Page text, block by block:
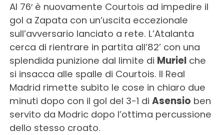
Al 76′ è nuovamente Courtois ad impedire il
gol a Zapata con un’uscita eccezionale
sull’avversario lanciato a rete. L’Atalanta
cerca di rientrare in partita all’82’ con una
splendida punizione dal limite di Murielche
si insacca alle spalle di Courtois. Il Real
Madrid rimette subito le cose in chiaro due
minuti dopo con il gol del 3-1 di Asensio ben
servito da Modric dopo l’ottima percussione
dello stesso croato.